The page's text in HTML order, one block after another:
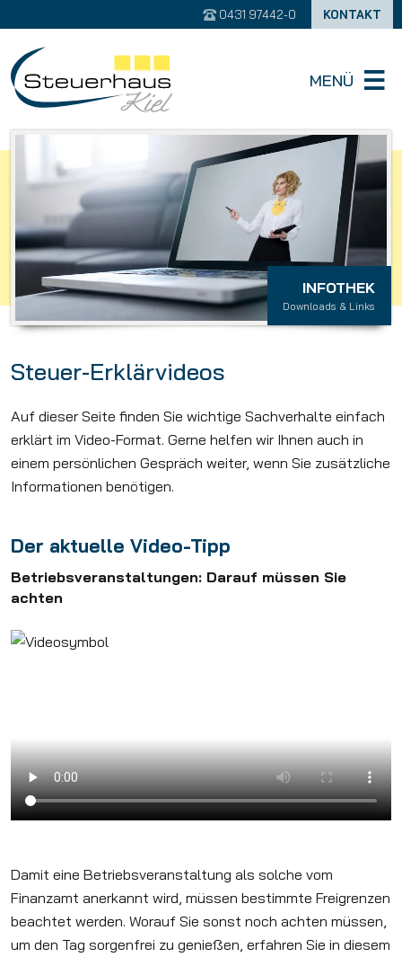
0431 97442-0 KONTAKT
MENÜ
INFOTHEK
Downloads & Links
Steuer-Erklärvideos
Auf dieser Seite finden Sie wichtige Sachverhalte einfach
erklärt im Video-Format. Gerne helfen wir Ihnen auch in
einem persönlichen Gespräch weiter, wenn Sie zusätzliche
Informationen benötigen.
Der aktuelle Video-Tipp
Betriebsveranstaltungen: Darauf müssen Sie
achten
Damit eine Betriebsveranstaltung als solche vom
Finanzamt anerkannt wird, müssen bestimmte Freigrenzen
beachtet werden. Worauf Sie sonst noch achten müssen,
um den Tag sorgenfrei zu genießen, erfahren Sie in diesem